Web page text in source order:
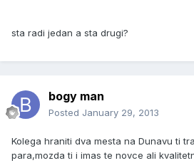
sta radi jedan a sta drugi?
bogy man
Posted January 29, 2013
Kolega hraniti dva mesta na Dunavu ti
para,mozda ti i imas te novce ali